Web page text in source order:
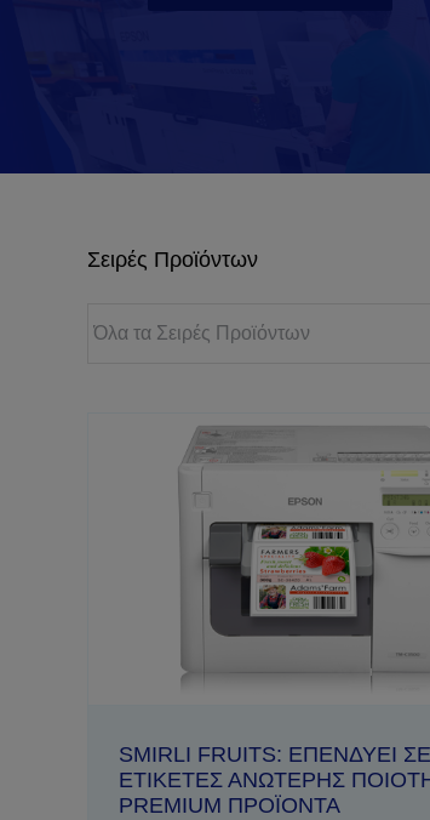
Σειρές Προϊόντων
SMIRLI FRUITS: ΕΠΕΝΔΥΕΙ ΣΕ
ΕΤΙΚΕΤΕΣ ΑΝΩΤΕΡΗΣ
PREMIUM ΠΡΟΪΟΝΤΑ